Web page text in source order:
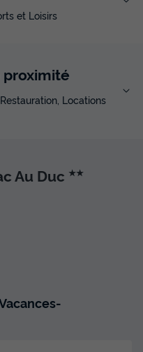
et Loisirs
proximité
Locations
Au Duc ★★